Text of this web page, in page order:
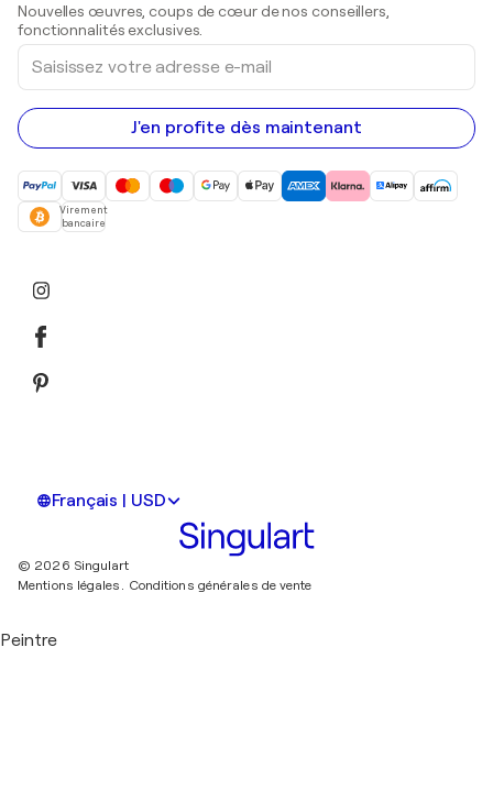
Peintures acryliques
Nouvelles œuvres, coups de cœur de nos conseillers,
fonctionnalités exclusives.
Saisissez
votre
adresse
e-
mail
J'en profite dès maintenant
Virement
bancaire
Français | USD
© 2026 Singulart
Mentions légales. Conditions générales de vente
Peintre